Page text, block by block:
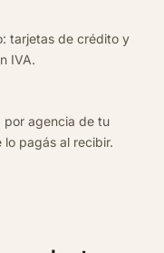
tarjetas de crédito y
IVA.
por agencia de tu
pagás al recibir.